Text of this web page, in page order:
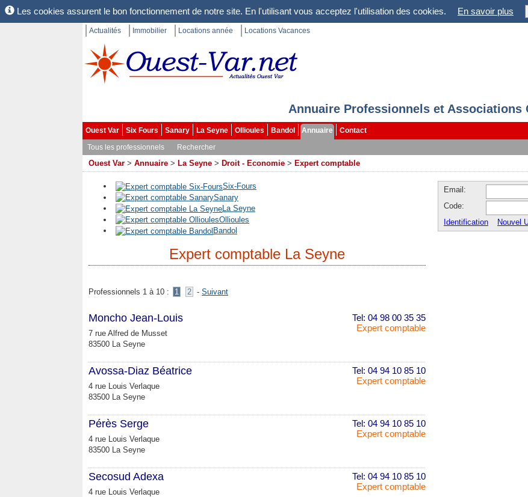
Les cookies assurent le bon fonctionnement de notre site. En l'utilisant vous acceptez l'utilisation des cookies. En savoir plus
Actualités Immobilier Locations année Locations Vacances
Annuaire Professionnels et Associations
Ouest Var Six Fours Sanary La Seyne Ollioules Bandol Annuaire
Contact
Tous les professionnels
Rechercher
Ouest Var > Annuaire > La Seyne > Droit - Economie > Expert comptable
Six-Fours
Sanary
La Seyne
Ollioules
Bandol
Expert comptable La Seyne
Professionnels 1 à 10 : 1 2 - Suivant
Tel: 04 98 00 35 35
Expert comptable
Moncho Jean-Louis
7 rue Alfred de Musset
83500 La Seyne
Tel: 04 94 10 85 10
Expert comptable
Avossa-Diaz Béatrice
4 rue Louis Verlaque
83500 La Seyne
Tel: 04 94 10 85 10
Expert comptable
Pérès Serge
4 rue Louis Verlaque
83500 La Seyne
Tel: 04 94 10 85 10
Expert comptable
Secosud Adexa
4 rue Louis Verlaque
Email:
Code:
Identification
Nouvel